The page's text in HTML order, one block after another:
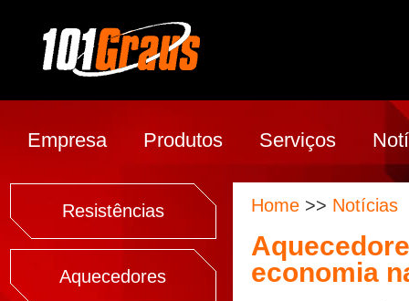
Empresa Produtos Serviços
Resistências
Aquecedores
Home >> Notícias
economia